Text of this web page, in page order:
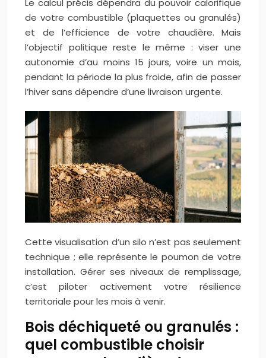
Le calcul précis dépendra du pouvoir calorifique
de votre combustible (plaquettes ou granulés)
et de l’efficience de votre chaudière. Mais
l’objectif politique reste le même : viser une
autonomie d’au moins 15 jours, voire un mois,
pendant la période la plus froide, afin de passer
l’hiver sans dépendre d’une livraison urgente.
Cette visualisation d’un silo n’est pas seulement
technique ; elle représente le poumon de votre
installation. Gérer ses niveaux de remplissage,
c’est piloter activement votre résilience
territoriale pour les mois à venir.
Bois déchiqueté ou granulés :
quel combustible choisir